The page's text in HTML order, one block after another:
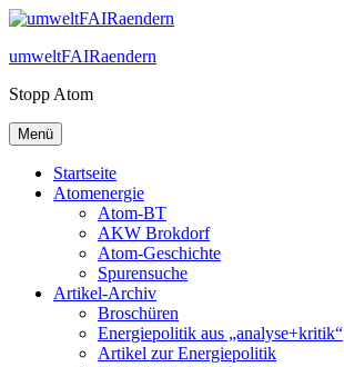
Zum
springen
umweltFAIRaendern
Stopp Atom
Menü
Startseite
Atomenergie
Atom-BT
AKW Brokdorf
Atom-Geschichte
Spurensuche
Artikel-Archiv
Broschüren
Energiepolitik aus „analyse+kritik“
Artikel zur Energiepolitik